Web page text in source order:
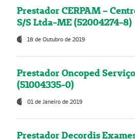
Prestador CERPAM –
S/S Ltda-ME (52004274-8)
18 de Outubro de 2019
Prestador Oncoped
(51004335-0)
01 de Janeiro de 2019
Prestador Decordis